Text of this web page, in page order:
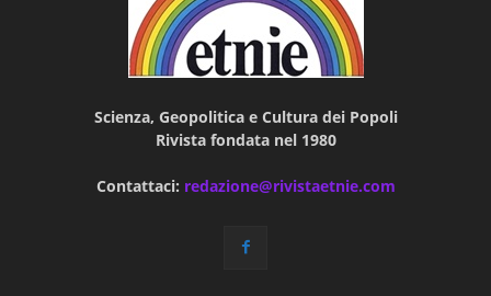
Scienza, Geopolitica e Cultura dei Popoli
Rivista fondata nel 1980
Contattaci: redazione@rivistaetnie.com